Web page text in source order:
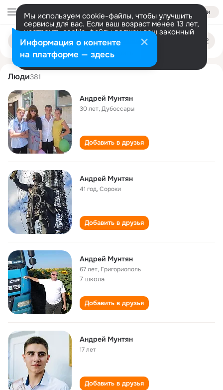
Войти
Мы используем cookie-файлы, чтобы улучшить
сервисы для вас. Если ваш возраст менее 13 лет,
настроить cookie-файлы должен ваш законный
представитель. Больше информации
Разрешить все Настроить
Поиск
людям
andrey muntyan
Люди381
Андрей Мунтян
30 лет,Дубоссары
Добавить в друзья
Андрей Мунтян
41 год,Сороки
Добавить в друзья
Андрей Мунтян
67 лет, Григориополь
7 школа
Добавить в друзья
Андрей Мунтян
17 лет
Добавить в друзья
Информация о контенте
на платформе — здесь